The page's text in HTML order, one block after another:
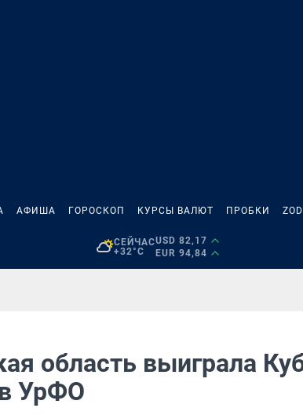
АФИША ГОРОСКОП КУРСЫ ВАЛЮТ ПРОБКИ
СЕЙЧАС
+32°C
USD 82,17
EUR 94,84
область выиграла
УрФО